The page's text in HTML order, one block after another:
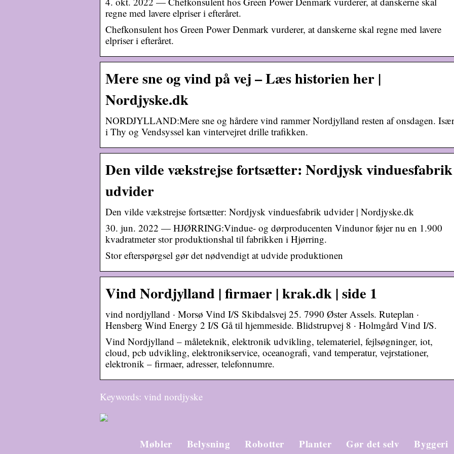
regne med lavere elpriser i efteråret.
Chefkonsulent hos Green Power Denmark vurderer, at danskerne skal regne med lavere
elpriser i efteråret.
Mere sne og vind på vej – Læs historien her |
Nordjyske.dk
NORDJYLLAND:Mere sne og hårdere vind rammer Nordjylland resten af onsdagen. Især
i Thy og Vendsyssel kan vintervejret drille trafikken.
Den vilde vækstrejse fortsætter: Nordjysk vinduesfabrik
udvider
Den vilde vækstrejse fortsætter: Nordjysk vinduesfabrik udvider | Nordjyske.dk
30. jun. 2022 — HJØRRING:Vindue- og dørproducenten Vindunor føjer nu en 1.900
kvadratmeter stor produktionshal til fabrikken i Hjørring.
Stor efterspørgsel gør det nødvendigt at udvide produktionen
Vind Nordjylland | firmaer | krak.dk | side 1
vind nordjylland · Morsø Vind I/S Skibdalsvej 25. 7990 Øster Assels. Ruteplan ·
Hensberg Wind Energy 2 I/S Gå til hjemmeside. Blidstrupvej 8 · Holmgård Vind I/S.
Vind Nordjylland – måleteknik, elektronik udvikling, telemateriel, fejlsøgninger, iot,
cloud, pcb udvikling, elektronikservice, oceanografi, vand temperatur, vejrstationer,
elektronik – firmaer, adresser, telefonnumre.
Keywords: vind nordjyske
Møbler Belysning Robotter Planter Gør det selv Byggeri